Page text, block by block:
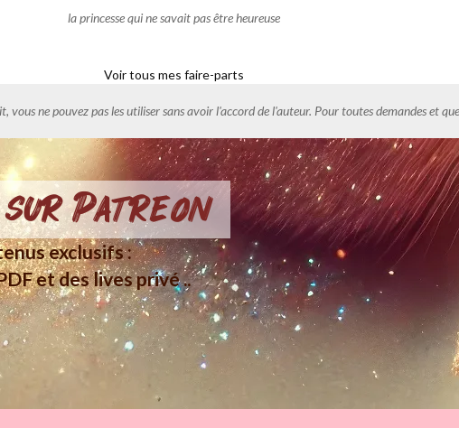
la princesse qui ne savait pas être heureuse
Voir tous mes faire-parts
vous ne pouvez pas les utiliser sans avoir l'accord de l'auteur. Pour toutes demandes et
sur Patreon
exclusifs :
et des lives privé ..